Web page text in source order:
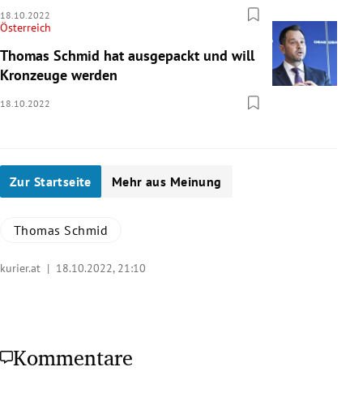
18.10.2022
Österreich
Thomas Schmid hat ausgepackt und will
Kronzeuge werden
18.10.2022
Zur Startseite Mehr aus Meinung
Thomas Schmid
kurier.at | 18.10.2022, 21:10
Kommentare